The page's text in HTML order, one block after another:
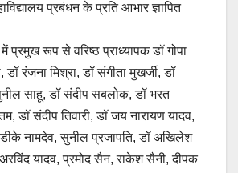
प्रबंधन के प्रति आभार ज्ञापित
प्रमुख रूप से वरिष्ठ प्राध्यापक डॉ गोपा
रंजना मिश्रा, डॉ संगीता मुखर्जी, डॉ
साहू, डॉ संदीप सबलोक, डॉ भरत
डॉ संदीप तिवारी, डॉ जय नारायण यादव,
डीके नामदेव, सुनील प्रजापति, डॉ अखिलेश
अरविंद यादव, प्रमोद सैन, राकेश सैनी, दीपक